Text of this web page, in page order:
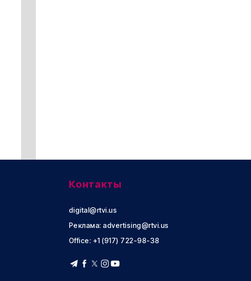
Контакты
digital@rtvi.us
Реклама: advertising@rtvi.us
Office: +1 (917) 722-98-38